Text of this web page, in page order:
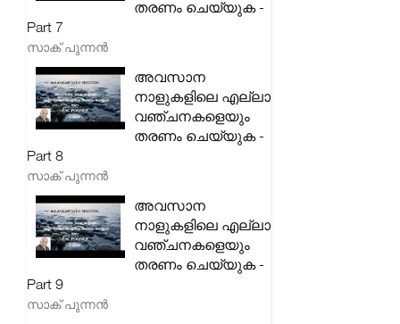
തരണം ചെയ്യുക -
Part 7
സാക് പുന്നൻ
അവസാന
നാളുകളിലെ എല്ലാ
വഞ്ചനകളെയും
തരണം ചെയ്യുക -
Part 8
സാക് പുന്നൻ
അവസാന
നാളുകളിലെ എല്ലാ
വഞ്ചനകളെയും
തരണം ചെയ്യുക -
Part 9
സാക് പുന്നൻ